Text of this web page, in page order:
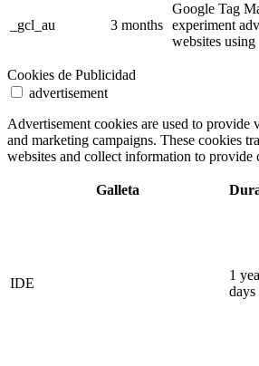
_gcl_au 3 months
Google Tag
experiment
websites using
Cookies de Publicidad
advertisement
Advertisement cookies are used to provide
and marketing campaigns. These cookies
websites and collect information to provide
Galleta
IDE
1
days